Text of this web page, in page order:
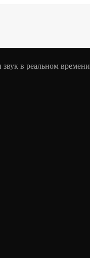
в реальном времени